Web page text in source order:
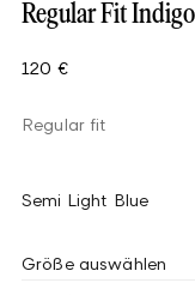
Regular Fit
120 €
Regular fit
Semi Light Blue
Größe auswählen